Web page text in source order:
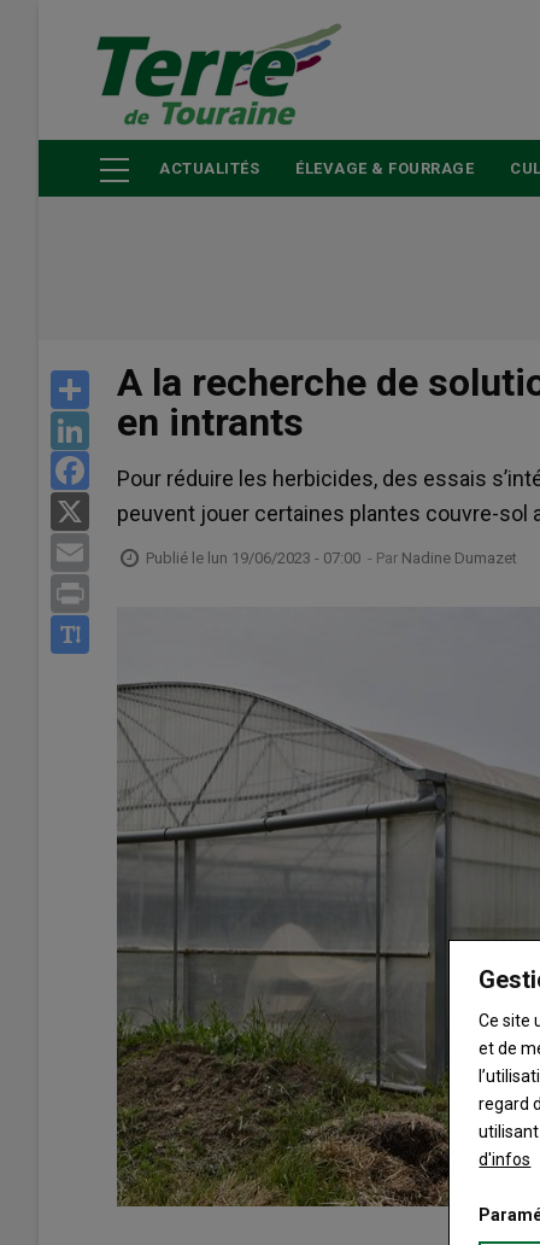
principal
ACTUALITÉS ÉLEVAGE & FOURRAGE
Share
LinkedIn
Facebook
Email
A la recherche de
en intrants
Pour réduire les herbicides, des essais
peuvent jouer certaines plantes couvre-sol
Publié le lun 19/06/2023 - 07:00 - Par Nadine Dumazet
Ce site
et de
regard
utilisant
d'infos